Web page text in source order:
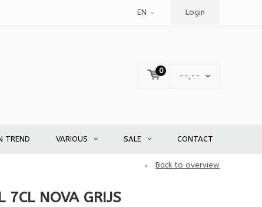
EN Login
0
--,--
TREND VARIOUS SALE CONTACT
Back to overview
7CL NOVA GRIJS